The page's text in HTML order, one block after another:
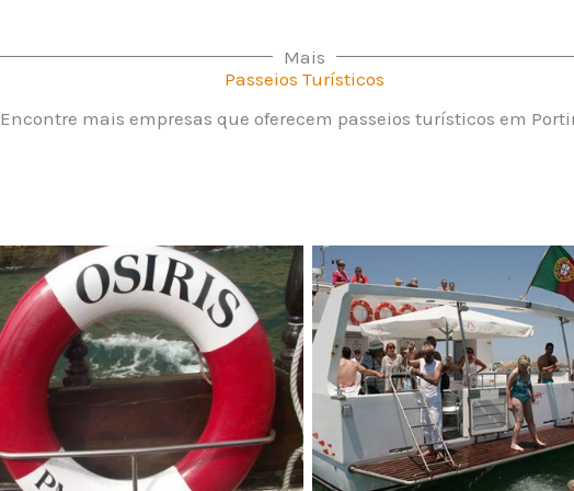
Mais
Passeios Turísticos
Encontre mais empresas que oferecem passeios turísticos em